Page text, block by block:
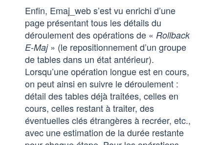
Enfin, Emaj_web s’est vu enrichi d’une
page présentant tous les détails du
déroulement des opérations de « Rollback
E-Maj» (le repositionnement d’un groupe
de tables dans un état antérieur).
Lorsqu’une opération longue est en cours,
on peut ainsi en suivre le déroulement :
détail des tables déjà traitées, celles en
cours, celles restant à traiter, des
éventuelles clés étrangères à recréer, etc.,
avec une estimation de la durée restante